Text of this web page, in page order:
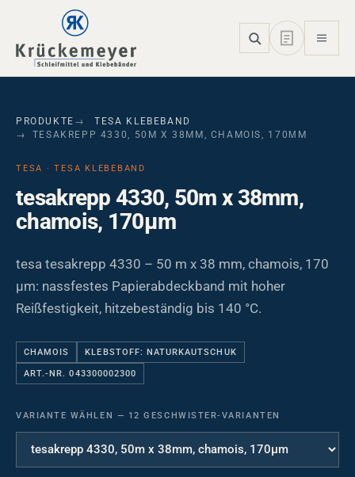
Skip to main navigation
Skip to main content
Skip to page footer
PRODUKTE
TESA KLEBEBAND
TESAKREPP 4330, 50M X 38MM, CHAMOIS, 170ΜM
TESA · TESA KLEBEBAND
tesakrepp 4330, 50m x 38mm,
chamois, 170µm
tesa tesakrepp 4330 – 50 m x 38 mm, chamois, 170
µm: nassfestes Papierabdeckband mit hoher
Reißfestigkeit, hitzebeständig bis 140 °C.
CHAMOIS KLEBSTOFF: NATURKAUTSCHUK
ART.-NR. 043300002300
VARIANTE WÄHLEN — 12 GESCHWISTER-VARIANTEN